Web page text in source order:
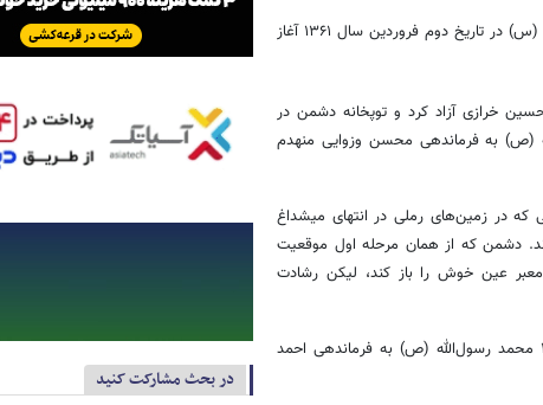
بنابراین با توجه به این وضعیت، عملیات فتح المبین طراحی و با رمز یا زهرا (س) در تاریخ دوم فروردین سال ۱۳۶۱ آغاز
(ع) با فرماندهی حسین خرازی آزاد کرد و توپخانه دشمن در
یک گردان از تیپ ۲۷ محمد رسول‌الله (ص) به فرماندهی محسن وزوایی منهدم
که در زمین‌های رملی در انتهای میشداغ
دشمن که از همان مرحله اول موقعیت
عین خوش را باز کند، لیکن رشادت
در مرحله سوم، پیشروی به‌سوی مقر فرماندهی دشمن آغاز شد و تیپ ۲۷ محمد رسول‌الله (ص) به فرماندهی احمد
در بحث مشارکت کنید